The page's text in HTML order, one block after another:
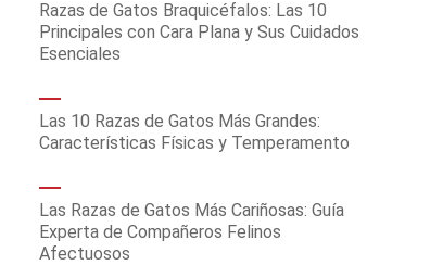
Razas de Gatos Braquicéfalos: Las 10
Principales con Cara Plana y Sus Cuidados
Esenciales
Las 10 Razas de Gatos Más Grandes:
Características Físicas y Temperamento
Las Razas de Gatos Más Cariñosas: Guía
Experta de Compañeros Felinos
Afectuosos